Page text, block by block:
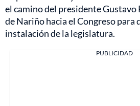
el camino del presidente Gustavo
de Nariño hacia el Congreso para
instalación de la legislatura.
PUBLICIDAD